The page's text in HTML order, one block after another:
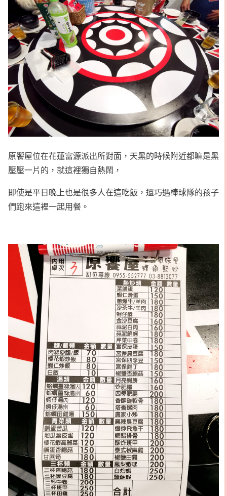
原饗屋位在花蓮富源派出所對面，天黑的時候附近都嘛是黑
壓壓一片的，就這裡獨自熱鬧，
即使是平日晚上也是很多人在這吃飯，還巧遇棒球隊的孩子
們跑來這裡一起用餐。